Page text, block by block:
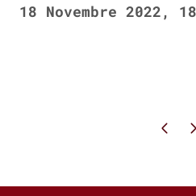
18 Novembre 2022,
Pagina precedente
Pagina